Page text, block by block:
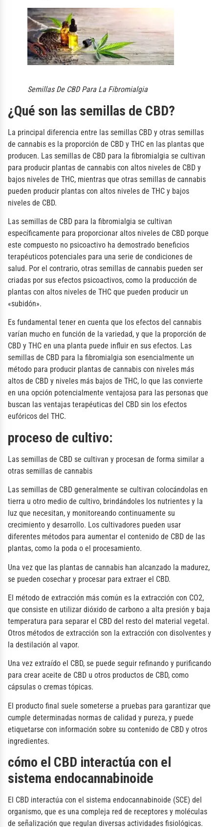
Semillas De CBD Para La Fibromialgia
¿Qué son las semillas de CBD?
La principal diferencia entre las semillas CBD y otras semillas
de cannabis es la proporción de CBD y THC en las plantas que
producen. Las semillas de CBD para la fibromialgia se cultivan
para producir plantas de cannabis con altos niveles de CBD y
bajos niveles de THC, mientras que otras semillas de cannabis
pueden producir plantas con altos niveles de THC y bajos
niveles de CBD.
Las semillas de CBD para la fibromialgia se cultivan
específicamente para proporcionar altos niveles de CBD porque
este compuesto no psicoactivo ha demostrado beneficios
terapéuticos potenciales para una serie de condiciones de
salud. Por el contrario, otras semillas de cannabis pueden ser
criadas por sus efectos psicoactivos, como la producción de
plantas con altos niveles de THC que pueden producir un
«subidón».
Es fundamental tener en cuenta que los efectos del cannabis
varían mucho en función de la variedad, y que la proporción de
CBD y THC en una planta puede influir en sus efectos. Las
semillas de CBD para la fibromialgia son esencialmente un
método para producir plantas de cannabis con niveles más
altos de CBD y niveles más bajos de THC, lo que las convierte
en una opción potencialmente ventajosa para las personas que
buscan las ventajas terapéuticas del CBD sin los efectos
eufóricos del THC.
proceso de cultivo:
Las semillas de CBD se cultivan y procesan de forma similar a
otras semillas de cannabis
Las semillas de CBD generalmente se cultivan colocándolas en
tierra u otro medio de cultivo, brindándoles los nutrientes y la
luz que necesitan, y monitoreando continuamente su
crecimiento y desarrollo. Los cultivadores pueden usar
diferentes métodos para aumentar el contenido de CBD de las
plantas, como la poda o el procesamiento.
Una vez que las plantas de cannabis han alcanzado la madurez,
se pueden cosechar y procesar para extraer el CBD.
El método de extracción más común es la extracción con CO2,
que consiste en utilizar dióxido de carbono a alta presión y baja
temperatura para separar el CBD del resto del material vegetal.
Otros métodos de extracción son la extracción con disolventes y
la destilación al vapor.
Una vez extraído el CBD, se puede seguir refinando y purificando
para crear aceite de CBD u otros productos de CBD, como
cápsulas o cremas tópicas.
El producto final suele someterse a pruebas para garantizar que
cumple determinadas normas de calidad y pureza, y puede
etiquetarse con información sobre su contenido de CBD y otros
ingredientes.
cómo el CBD interactúa con el
sistema endocannabinoide
El CBD interactúa con el sistema endocannabinoide (SCE) del
organismo, que es una compleja red de receptores y moléculas
de señalización que regulan diversas actividades fisiológicas.